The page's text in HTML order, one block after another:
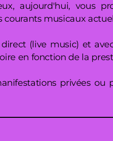
aujourd'hui, vous
musicaux
(live music) et
en fonction de la
privées ou